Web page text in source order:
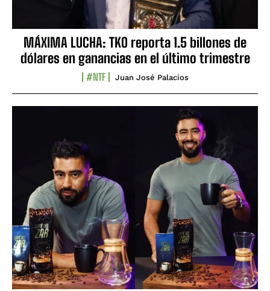
MÁXIMA LUCHA: TKO reporta 1.5 billones de
dólares en ganancias en el último trimestre
#NTF Juan José Palacios